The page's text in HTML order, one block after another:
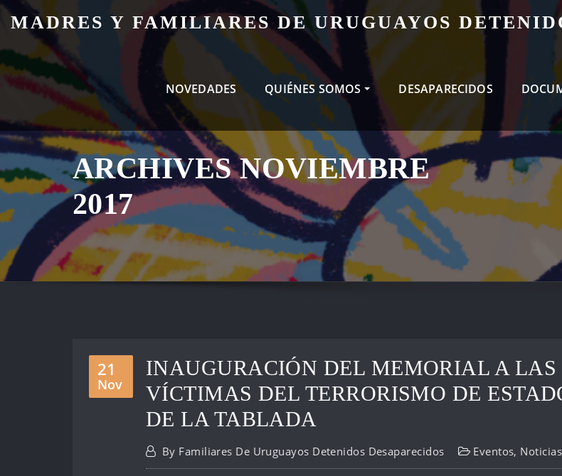
Skip
content
MADRES Y FAMILIARES DE URUGUAYOS
NOVEDADES QUIÉNES SOMOS DESAPARECIDOS
ARCHIVES NOVIEMBRE
2017
21
Nov
INAUGURACIÓN DEL MEMORIAL A LAS
VÍCTIMAS DEL TERRORISMO DE
DE LA TABLADA
By Familiares De Uruguayos Detenidos Desaparecidos Eventos, Noticias